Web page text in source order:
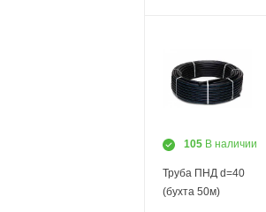
105 В наличии
Труба ПНД d=40
(бухта 50м)